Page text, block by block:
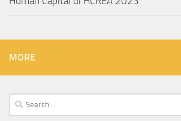
MORE
Search
for: